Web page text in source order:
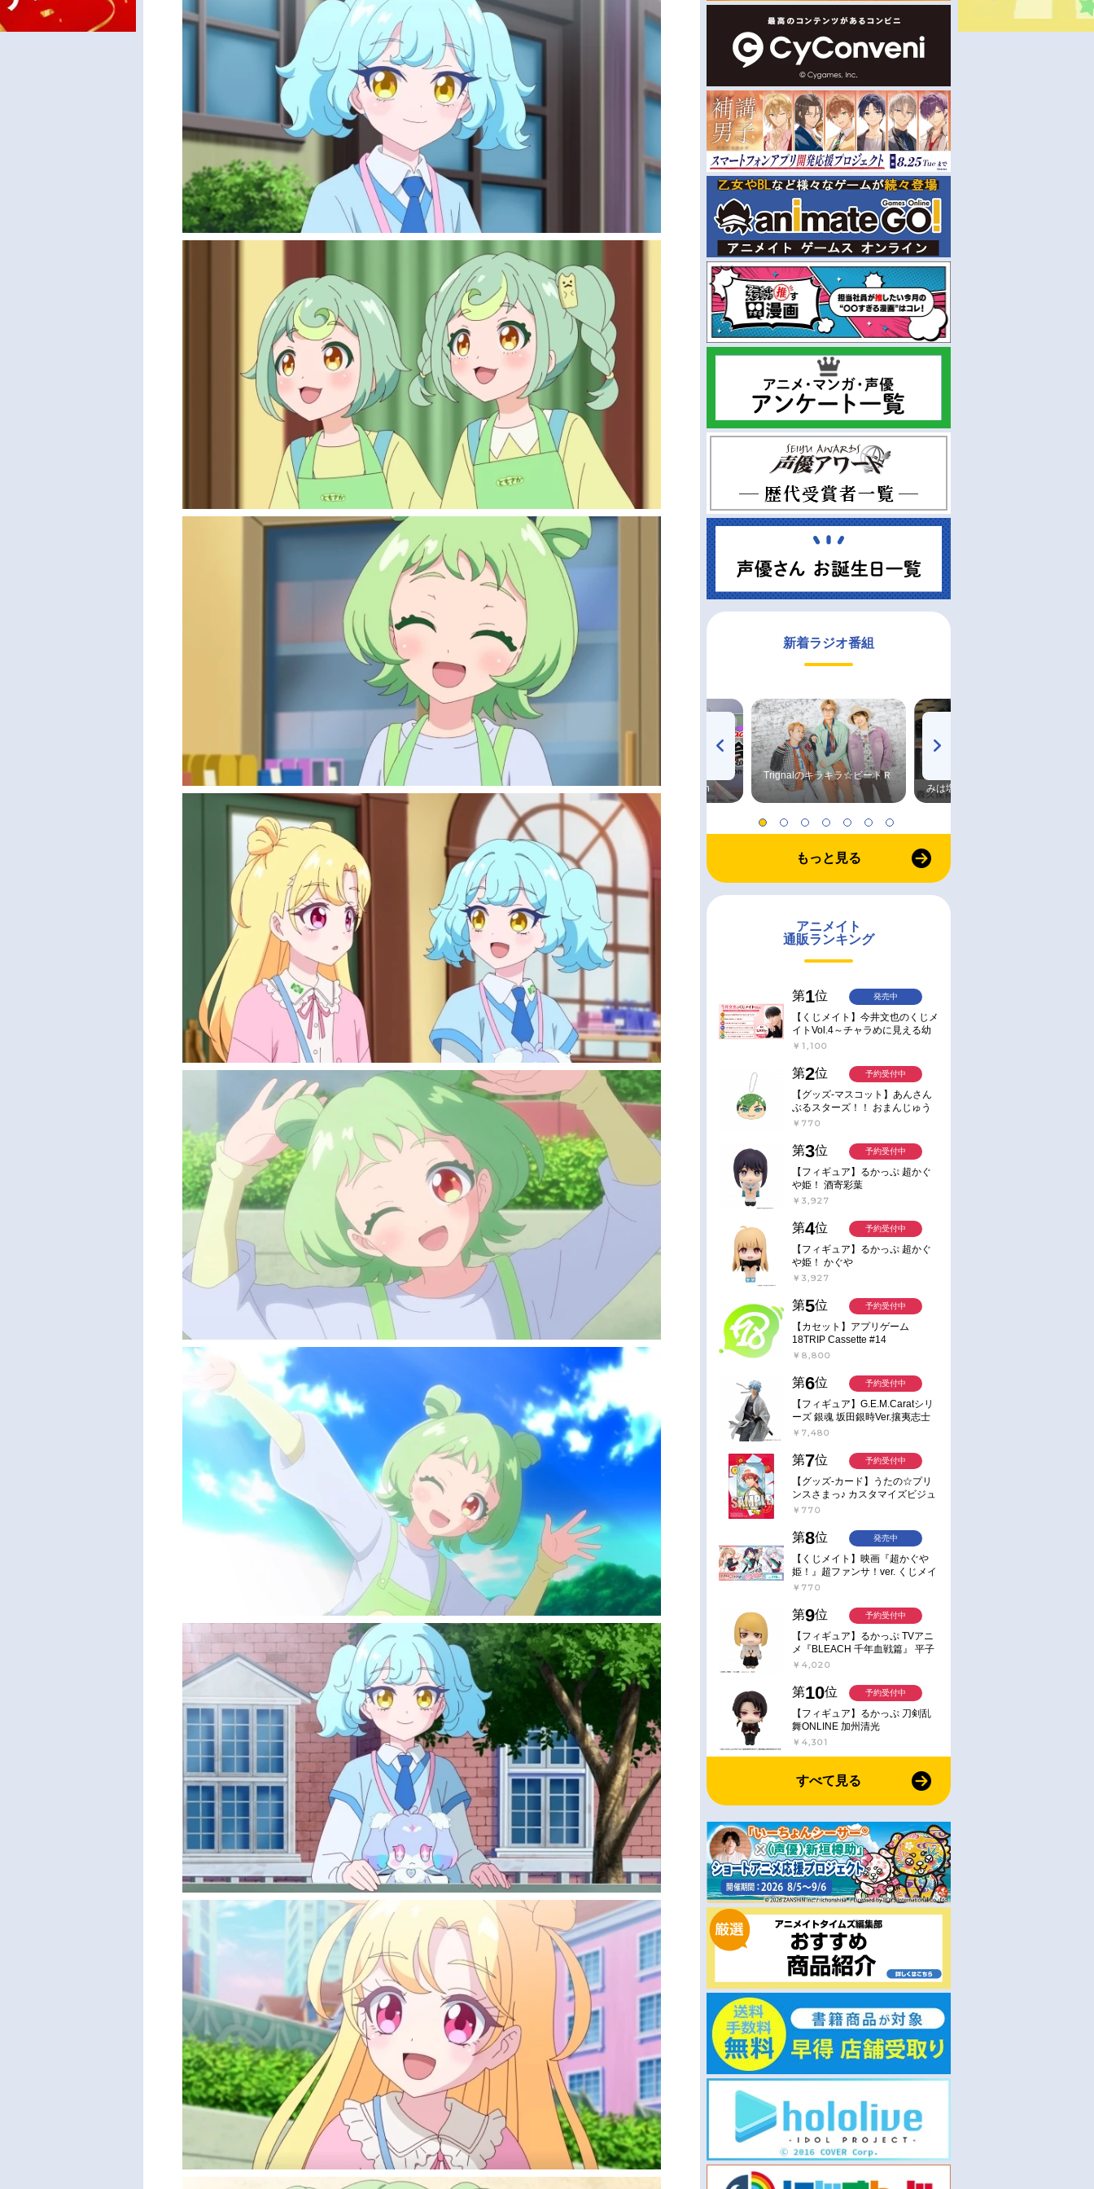
新着ラジオ番組
高橋美紀のおんぷの気持ち
♪ in アニメイトタイムズ
radio 大直会 2nd season
Trignalのキラキラ☆ビートＲ
みは塩だけ
もっと見る
アニメイト
通販ランキング
第1位
【くじメイト】今井文也のくじメ
イトVol.4～チャラめに見える幼
馴染、実は一途で独占欲が強いん
￥1,100
発売中
第2位
【グッズ-マスコット】あんさん
ぶるスターズ！！ おまんじゅう
にぎにぎマスコット ねくすと2
￥770
予約受付中
第3位
【フィギュア】るかっぷ 超かぐ
や姫！ 酒寄彩葉
￥3,927
予約受付中
第4位
【フィギュア】るかっぷ 超かぐ
や姫！ かぐや
￥3,927
予約受付中
第5位
【カセット】アプリゲーム
18TRIP Cassette #14
￥8,800
予約受付中
第6位
【フィギュア】G.E.M.Caratシリ
ーズ 銀魂 坂田銀時Ver.攘夷志士
完成品フィギュア
￥7,480
予約受付中
第7位
【グッズ-カード】うたの☆プリ
ンスさまっ♪ カスタマイズビジュ
アルカードコレクション Best
￥770
予約受付中
第8位
【くじメイト】映画『超かぐや
姫！』超ファンサ！ver. くじメイ
ト
￥770
発売中
第9位
【フィギュア】るかっぷ TVアニ
メ『BLEACH 千年血戦篇』 平子
真子
￥4,020
予約受付中
第10位
【フィギュア】るかっぷ 刀剣乱
舞ONLINE 加州清光
￥4,301
予約受付中
すべて見る